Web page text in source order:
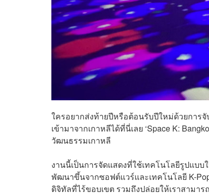
ใครอยากส่งท้ายปีหรือต้อนรับปีใหม่ด้วยการ
เข้ามาจากเกาหลีได้ที่นี่เลย ‘Space K:
วัฒนธรรมเกาหลี
งานนี้เป็นการจัดแสดงที่ใช้เทคโนโลยีรูปแบบ
พัฒนาขึ้นจากซอฟต์แวร์และเทคโนโลยี K-
ดิจิทัลที่ไร้ขอบเขต รวมถึงปล่อยให้เราสามา